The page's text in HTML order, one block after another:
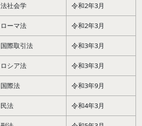
法社会学 令和2年3月
ローマ法 令和2年3月
国際取引法 令和3年3月
ロシア法 令和3年3月
国際法 令和3年9月
民法 令和4年3月